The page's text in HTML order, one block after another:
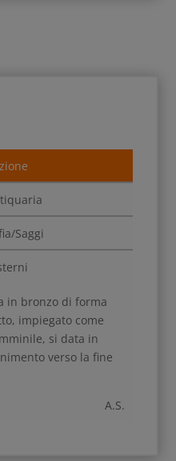
Saggi
in bronzo di forma
impiegato come
si data in
verso la fine
A.S.